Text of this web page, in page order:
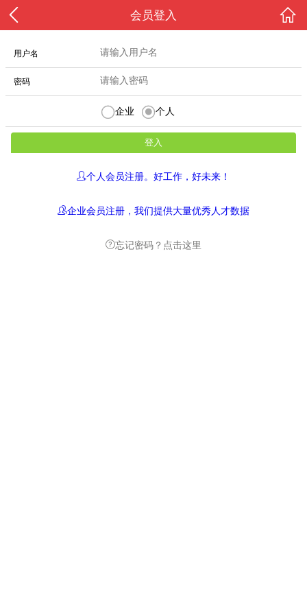
会员登入
用户名
密码
企业 个人
个人会员注册。好工作，好未来！
企业会员注册，我们提供大量优秀人才数据
忘记密码？点击这里